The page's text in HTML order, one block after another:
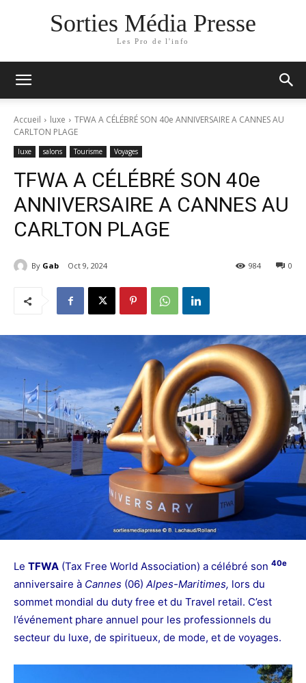
Sorties Média Presse
Les Pro de l'info
Accueil luxe
TFWA A CÉLÉBRÉ SON 40e ANNIVERSAIRE A CANNES AU
CARLTON PLAGE
luxe salons Tourisme Voyages
TFWA A CÉLÉBRÉ SON 40e
ANNIVERSAIRE A CANNES AU
CARLTON PLAGE
By Gab Oct 9, 2024 0
984
Le TFWA (Tax Free World Association) a célébré son 40e
anniversaire à Cannes (06) Alpes-Maritimes, lors du
sommet mondial du duty free et du Travel retail. C’est
l’événement phare annuel pour les professionnels du
secteur du luxe, de spiritueux, de mode, et de voyages.